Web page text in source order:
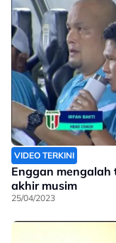
VIDEO TERKINI
Enggan mengalah
akhir musim
25/04/2023